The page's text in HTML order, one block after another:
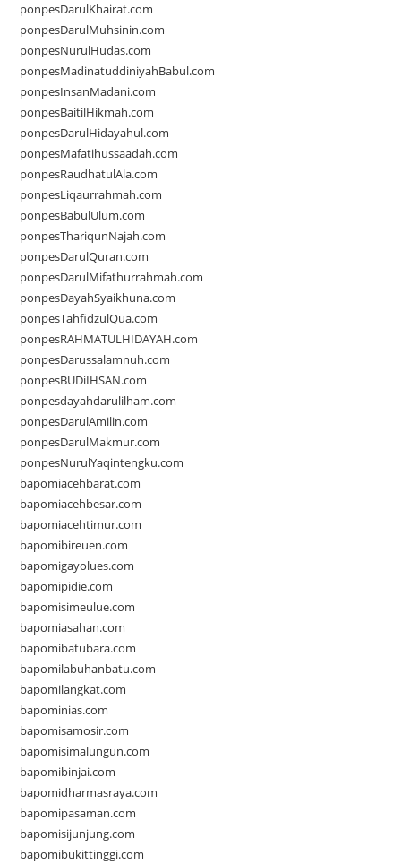
ponpesDarulKhairat.com
ponpesDarulMuhsinin.com
ponpesNurulHudas.com
ponpesMadinatuddiniyahBabul.com
ponpesInsanMadani.com
ponpesBaitilHikmah.com
ponpesDarulHidayahul.com
ponpesMafatihussaadah.com
ponpesRaudhatulAla.com
ponpesLiqaurrahmah.com
ponpesBabulUlum.com
ponpesThariqunNajah.com
ponpesDarulQuran.com
ponpesDarulMifathurrahmah.com
ponpesDayahSyaikhuna.com
ponpesTahfidzulQua.com
ponpesRAHMATULHIDAYAH.com
ponpesDarussalamnuh.com
ponpesBUDiIHSAN.com
ponpesdayahdarulilham.com
ponpesDarulAmilin.com
ponpesDarulMakmur.com
ponpesNurulYaqintengku.com
bapomiacehbarat.com
bapomiacehbesar.com
bapomiacehtimur.com
bapomibireuen.com
bapomigayolues.com
bapomipidie.com
bapomisimeulue.com
bapomiasahan.com
bapomibatubara.com
bapomilabuhanbatu.com
bapomilangkat.com
bapominias.com
bapomisamosir.com
bapomisimalungun.com
bapomibinjai.com
bapomidharmasraya.com
bapomipasaman.com
bapomisijunjung.com
bapomibukittinggi.com